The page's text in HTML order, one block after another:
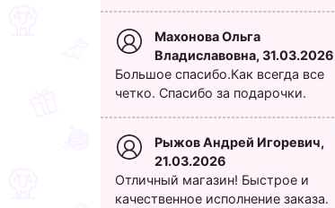
Махонова Ольга
Владиславовна, 31.03.2026
Большое спасибо.Как всегда все
четко. Спасибо за подарочки.
Рыжов Андрей Игоревич,
21.03.2026
Отличный магазин! Быстрое и
качественное исполнение заказа.